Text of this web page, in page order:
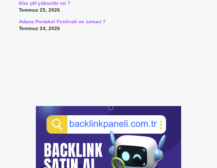
Klor pH yükseltir mi ?
Temmuz 25, 2026
Adana Portakal Festivali ne zaman ?
Temmuz 24, 2026